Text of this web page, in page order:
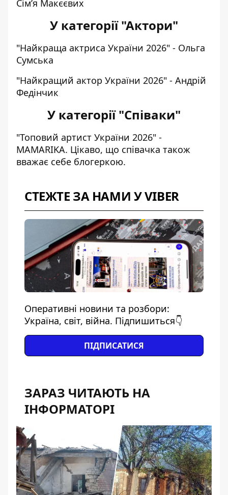
Сім’я Макєєвих
У категорії "Актори"
"Найкраща актриса України 2026" - Ольга
Сумська
"Найкращий актор України 2026" - Андрій
Федінчик
У категорії "Співаки"
"Топовий артист України 2026" -
MAMARIKA. Цікаво, що співачка також
вважає себе блогеркою.
СТЕЖТЕ ЗА НАМИ У VIBER
Оперативні новини та розбори:
Україна, світ, війна. Підпишиться👇
ПІДПИСАТИСЯ
ЗАРАЗ ЧИТАЮТЬ НА
ІНФОРМАТОРІ